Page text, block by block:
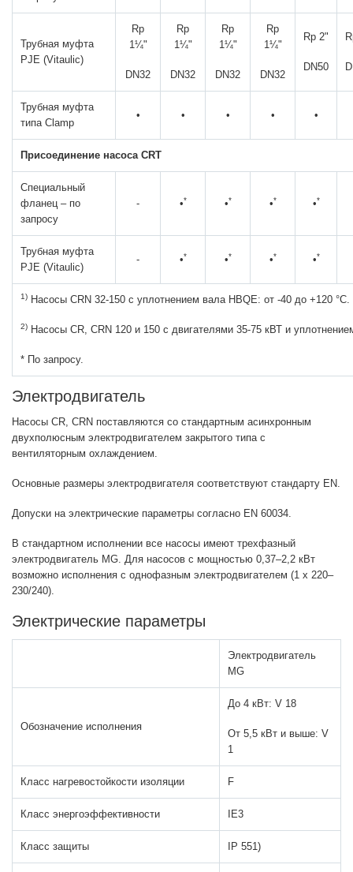
Трубная муфта
PJE (Vitaulic)
Rp
1¼"
DN32
Rp
1¼"
DN32
Rp
1¼"
DN32
Rp
1¼"
DN32
Rp 2"
DN50
Трубная муфта
типа Clamp
• • • • •
Присоединение насоса CRT
Специальный
фланец – по
запросу
- •* •* •* •*
Трубная муфта
PJE (Vitaulic)
- •* •* •* •*
1) Насосы CRN 32-150 с уплотнением вала HBQE: от -40 до +120 °C.
2) Насосы CR, CRN 120 и 150 с двигателями 35-75 кВТ и
* По запросу.
Электродвигатель
Насосы CR, CRN поставляются со стандартным асинхронным
двухполюсным электродвигателем закрытого типа с
вентиляторным охлаждением.
Основные размеры электродвигателя соответствуют стандарту EN.
Допуски на электрические параметры согласно EN 60034.
В стандартном исполнении все насосы имеют трехфазный
электродвигатель MG. Для насосов с мощностью 0,37–2,2 кВт
возможно исполнения с однофазным электродвигателем (1 х 220–
230/240).
Электрические параметры
Электродвигатель
MG
Обозначение исполнения
До 4 кВт: V 18
От 5,5 кВт и выше: V
1
Класс нагревостойкости изоляции F
Класс энергоэффективности IE3
Класс защиты IP 551)